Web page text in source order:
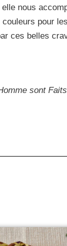
nous
pour
ces belles
sont